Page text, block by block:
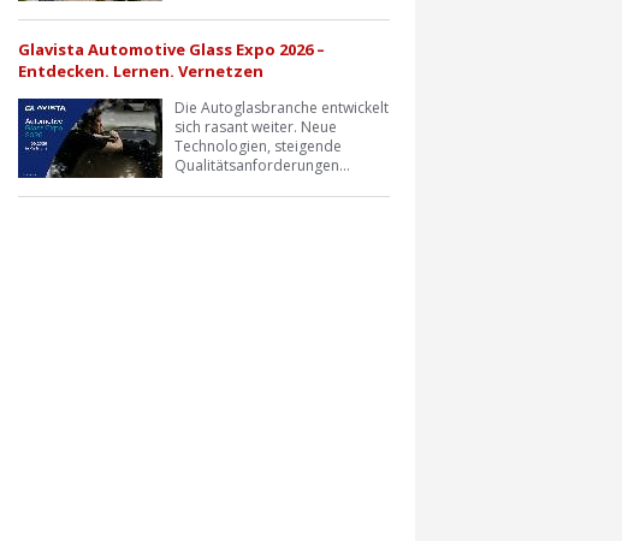
Glavista Automotive Glass Expo 2026 –
Entdecken. Lernen. Vernetzen
Die Autoglasbranche entwickelt
sich rasant weiter. Neue
Technologien, steigende
Qualitätsanforderungen...